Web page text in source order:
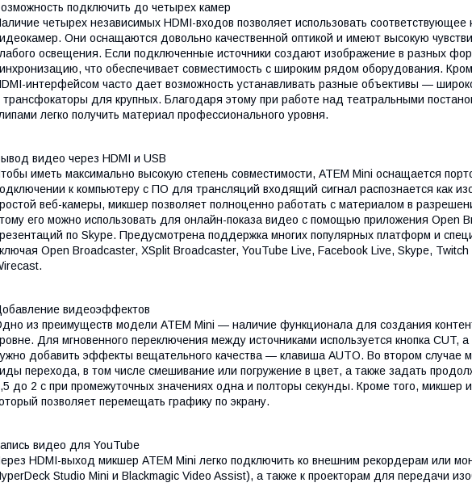
подключить до четырех камер
четырех независимых HDMI-входов позволяет использовать соответствующее
Они оснащаются довольно качественной оптикой и имеют высокую
освещения. Если подключенные источники создают изображение в разных
что обеспечивает совместимость с широким рядом оборудования.
интерфейсом часто дает возможность устанавливать разные объективы —
трансфокаторы для крупных. Благодаря этому при работе над театральными
легко получить материал профессионального уровня.
видео через HDMI и USB
иметь максимально высокую степень совместимости, ATEM Mini оснащается
к компьютеру с ПО для трансляций входящий сигнал распознается как
веб-камеры, микшер позволяет полноценно работать с материалом в
его можно использовать для онлайн-показа видео с помощью приложения Open
по Skype. Предусмотрена поддержка многих популярных платформ и
Open Broadcaster, XSplit Broadcaster, YouTube Live, Facebook Live, Skype,
видеоэффектов
из преимуществ модели ATEM Mini — наличие функционала для создания
Для мгновенного переключения между источниками используется кнопка CUT,
добавить эффекты вещательного качества — клавиша AUTO. Во втором случае
перехода, в том числе смешивание или погружение в цвет, а также задать
до 2 с при промежуточных значениях одна и полторы секунды. Кроме того, микшер
позволяет перемещать графику по экрану.
видео для YouTube
HDMI-выход микшер ATEM Mini легко подключить ко внешним рекордерам или
Studio Mini и Blackmagic Video Assist), а также к проекторам для передачи